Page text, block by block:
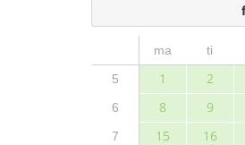
ma ti
5
1 2
6 8 9
7 15 16